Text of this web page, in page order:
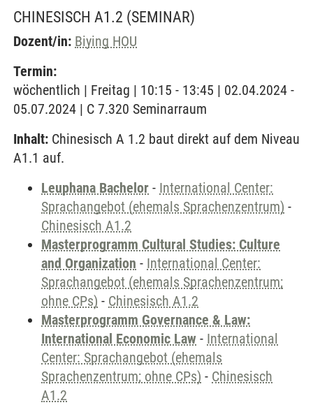
CHINESISCH A1.2 (SEMINAR)
Dozent/in: Biying HOU
Termin:
wöchentlich | Freitag | 10:15 - 13:45 | 02.04.2024 -
05.07.2024 | C 7.320 Seminarraum
Inhalt: Chinesisch A 1.2 baut direkt auf dem Niveau
A1.1 auf.
Leuphana Bachelor - International Center:
Sprachangebot (ehemals Sprachenzentrum) -
Chinesisch A1.2
Masterprogramm Cultural Studies: Culture
and Organization - International Center:
Sprachangebot (ehemals Sprachenzentrum;
ohne CPs) - Chinesisch A1.2
Masterprogramm Governance & Law:
International Economic Law - International
Center: Sprachangebot (ehemals
Sprachenzentrum; ohne CPs) - Chinesisch
A1.2